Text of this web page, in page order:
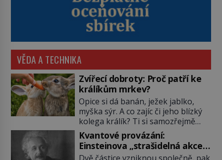
VĚDA A TECHNIKA
Zvířecí dobroty: Proč patří ke
králíkům mrkev?
Opice si dá banán, ježek jablko,
myška sýr. A co zajíc či jeho blízký
kolega králík? Ti si samozřejmě
pochutnají na mrkvi! Proč jsou
podobné představy o potravě
zvířat často spíš mýty? Pokud máte
Kvantové provázání:
Einsteinova „strašidelná akce
na dálku“ dál mate i fascinuje